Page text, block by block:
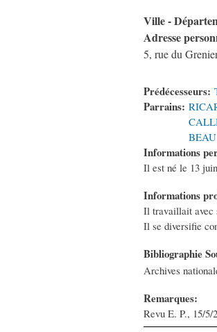
Ville -
Adresse
5, rue du
Prédécesseurs:
Parrains:
BEAU
Informations
Il est né le 13
Informations
Il travaillait avec
Il se diversifie
Bibliographie
Archives
Remarques:
Revu E. P., 15/5/